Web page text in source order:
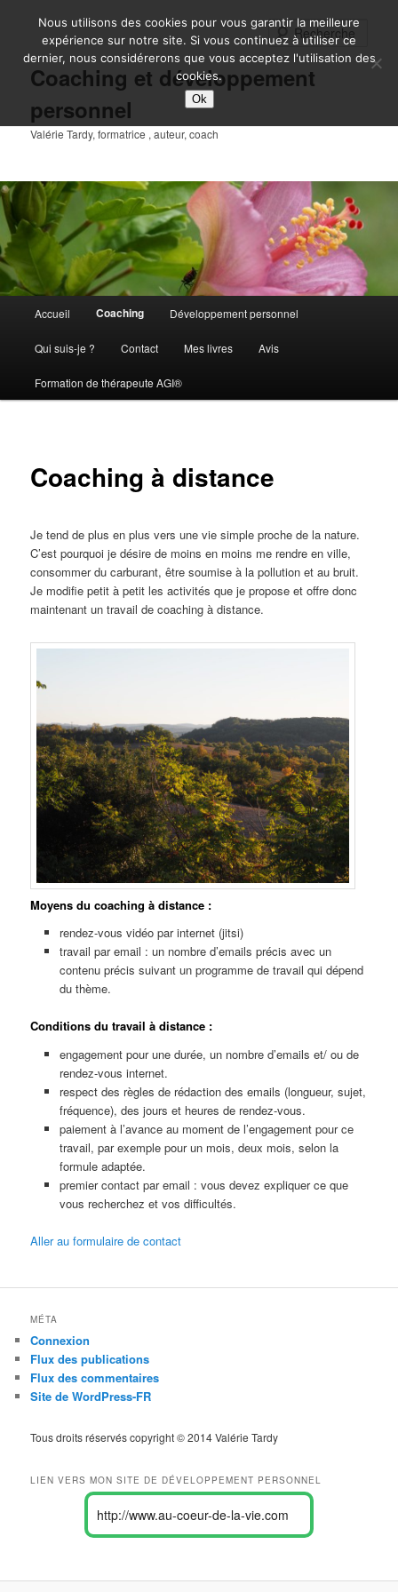
principalCoaching et développement
personnel
Valérie Tardy, formatrice , auteur, coach
principal
Accueil Coaching Développement personnel
Qui suis-je ? Contact Mes livres Avis
Formation de thérapeute AGI®
Coaching à distance
Je tend de plus en plus vers une vie simple proche de la nature.
C’est pourquoi je désire de moins en moins me rendre en ville,
consommer du carburant, être soumise à la pollution et au bruit.
Je modifie petit à petit les activités que je propose et offre donc
maintenant un travail de coaching à distance.
Moyens du coaching à distance :
rendez-vous vidéo par internet (jitsi)
travail par email : un nombre d’emails précis avec un
contenu précis suivant un programme de travail qui dépend
du thème.
Conditions du travail à distance :
engagement pour une durée, un nombre d’emails et/ ou de
rendez-vous internet.
respect des règles de rédaction des emails (longueur, sujet,
fréquence), des jours et heures de rendez-vous.
paiement à l’avance au moment de l’engagement pour ce
travail, par exemple pour un mois, deux mois, selon la
formule adaptée.
premier contact par email : vous devez expliquer ce que
vous recherchez et vos difficultés.
Aller au formulaire de contact
MÉTA
Connexion
Flux des publications
Flux des commentaires
Site de WordPress-FR
Tous droits réservés copyright © 2014 Valérie Tardy
LIEN VERS MON SITE DE DÉVELOPPEMENT PERSONNEL
http://www.au-coeur-de-la-vie.com
Nous utilisons des cookies pour vous garantir la meilleure
expérience sur notre site. Si vous continuez à utiliser ce
dernier, nous considérerons que vous acceptez l'utilisation des
cookies.
Ok